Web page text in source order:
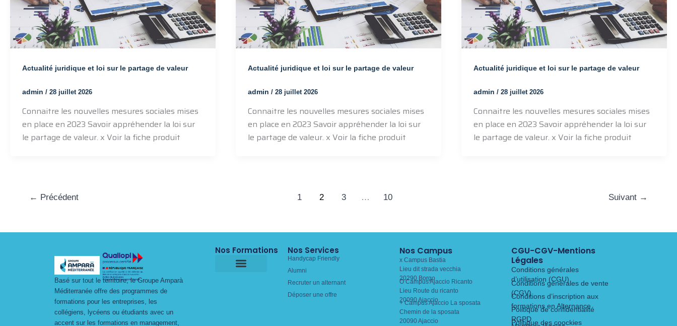
Actualité juridique et loi sur le partage de valeur
admin / 28 juillet 2026
Connaitre les nouvelles mesures sociales mises
en place en 2023 Savoir appréhender la loi sur
le partage de valeur. x Voir la fiche produit
Actualité juridique et loi sur le partage de valeur
admin / 28 juillet 2026
Connaitre les nouvelles mesures sociales mises
en place en 2023 Savoir appréhender la loi sur
le partage de valeur. x Voir la fiche produit
Actualité juridique et loi sur le partage de valeur
admin / 28 juillet 2026
Connaitre les nouvelles mesures sociales mises
en place en 2023 Savoir appréhender la loi sur
le partage de valeur. x Voir la fiche produit
← Précédent 1 2 3 … 10 Suivant →
Basé sur tout le territoire, le Groupe Amparà
Méditerranée offre des programmes de
formations pour les entreprises, les
collégiens, lycéens ou étudiants avec un
accent sur les formations en management,
Nos Formations Nos Services
Handycap Friendly
Alumni
Recruter un alternant
Déposer une offre
Nos Campus
x Campus Bastia
Lieu dit strada vecchia
20290 Borgo
O Campus Ajaccio Ricanto
Lieu Route du ricanto
20090 Ajaccio
+ Campus Ajaccio La sposata
Chemin de la sposata
20090 Ajaccio
CGU-CGV-Mentions
Légales
Conditions générales
d’utilisation (CGU)
Conditions générales de vente
(CGV)
Conditions d’inscription aux
formations en Alternance
Politique de confidentialité
RGPD
Politique des coockies